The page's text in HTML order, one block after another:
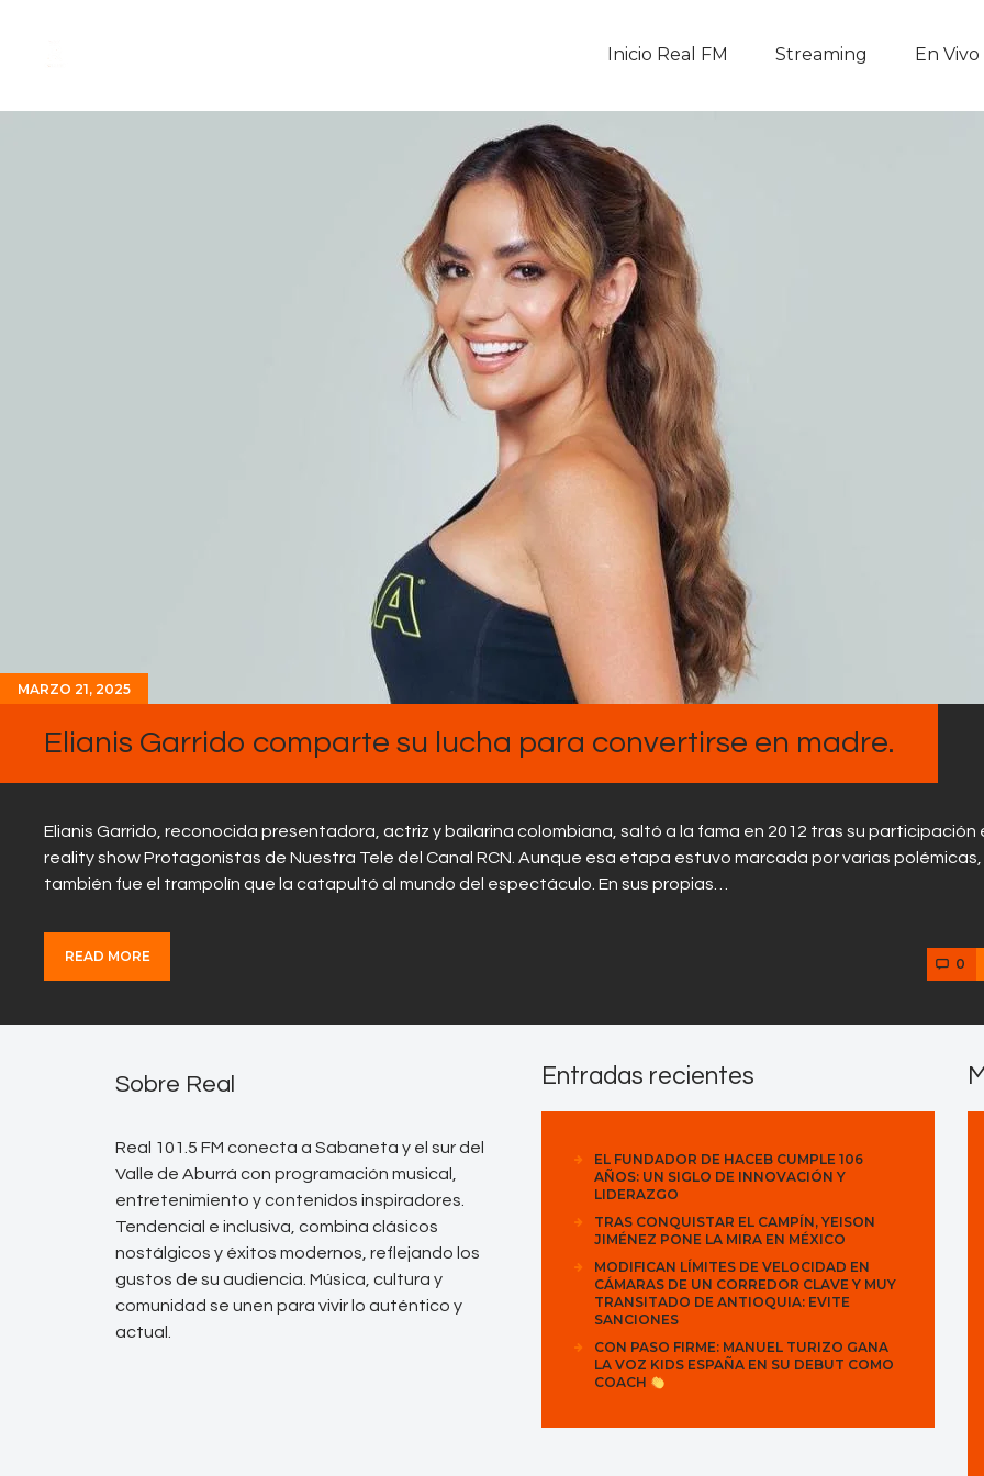
Inicio Real FM Streaming En Vivo
En Vivo
Descarga La APP
Programas
Noticias
Equipo
Sobre Nosotros
Contactos
MARZO 21, 2025
Elianis Garrido comparte su lucha para convertirse en madre.
Elianis Garrido, reconocida presentadora, actriz y bailarina colombiana, saltó a la fama en 2012 tras su participación
reality show Protagonistas de Nuestra Tele del Canal RCN. Aunque esa etapa estuvo marcada por varias polémicas,
también fue el trampolín que la catapultó al mundo del espectáculo. En sus propias…
READ MORE 0
Sobre Real
Real 101.5 FM conecta a Sabaneta y el sur del
Valle de Aburrá con programación musical,
entretenimiento y contenidos inspiradores.
Tendencial e inclusiva, combina clásicos
nostálgicos y éxitos modernos, reflejando los
gustos de su audiencia. Música, cultura y
comunidad se unen para vivir lo auténtico y
actual.
Entradas recientes
EL FUNDADOR DE HACEB CUMPLE 106
AÑOS: UN SIGLO DE INNOVACIÓN Y
LIDERAZGO
TRAS CONQUISTAR EL CAMPÍN, YEISON
JIMÉNEZ PONE LA MIRA EN MÉXICO
MODIFICAN LÍMITES DE VELOCIDAD EN
CÁMARAS DE UN CORREDOR CLAVE Y MUY
TRANSITADO DE ANTIOQUIA: EVITE
SANCIONES
CON PASO FIRME: MANUEL TURIZO GANA
LA VOZ KIDS ESPAÑA EN SU DEBUT COMO
COACH